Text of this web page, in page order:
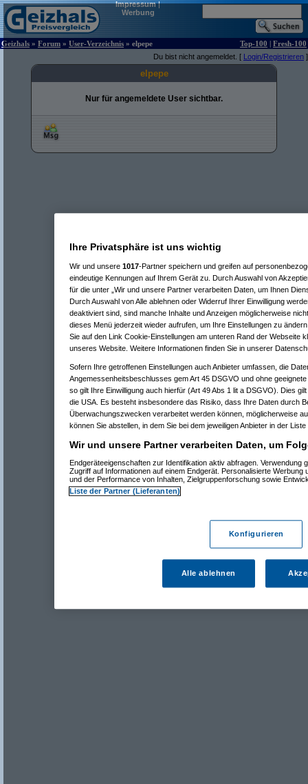
Impressum|
Werbung
Geizhals » Forum » User-Verzeichnis » elpepe Top-100 | Fresh-100
Du bist nicht angemeldet. [ Login/Registrieren ]
elpepe
Nur für angemeldete User sichtbar.
Ihre Privatsphäre ist uns wichtig
Wir und unsere 1017-Partner speichern und greifen auf
eindeutige Kennungen auf Ihrem Gerät zu. Durch Auswahl von
für die unter „Wir und unsere Partner verarbeiten Daten, um Ihnen
Durch Auswahl von Alle ablehnen oder Widerruf Ihrer Einwilligung
deaktiviert sind, sind manche Inhalte und Anzeigen möglicherweise
dieses Menü jederzeit wieder aufrufen, um Ihre Einstellungen zu
Sie auf den Link Cookie-Einstellungen am unteren Rand der Webseite
unseres Website. Weitere Informationen finden Sie in unserer
Sofern Ihre getroffenen Einstellungen auch Anbieter umfassen, die
Angemessenheitsbeschlusses gem Art 45 DSGVO und ohne
so gilt Ihre Einwilligung auch hierfür (Art 49 Abs 1 lit a DSGVO). Dies
die USA. Es besteht insbesondere das Risiko, dass Ihre Daten durch
Überwachungszwecken verarbeitet werden können, möglicherweise
können Sie abstellen, in dem Sie bei dem jeweiligen Anbieter in der
Wir und unsere Partner verarbeiten Daten, um
Endgeräteeigenschaften zur Identifikation aktiv abfragen. Verwendung
Zugriff auf Informationen auf einem Endgerät. Personalisierte Werbung
und der Performance von Inhalten, Zielgruppenforschung sowie
Liste der Partner (Lieferanten)
Konfigurieren
Alle ablehnen